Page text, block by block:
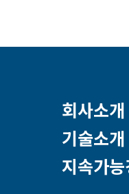
회사소개
기술소개
지속가